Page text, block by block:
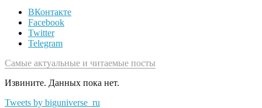
ВКонтакте
Facebook
Twitter
Telegram
Самые актуальные и читаемые посты
Извините. Данных пока нет.
Tweets by biguniverse_ru